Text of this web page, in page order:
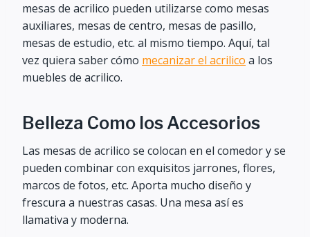
mesas de acrilico pueden utilizarse como mesas
auxiliares, mesas de centro, mesas de pasillo,
mesas de estudio, etc. al mismo tiempo. Aquí, tal
vez quiera saber cómo mecanizar el acrilico a los
muebles de acrilico.
Belleza Como los Accesorios
Las mesas de acrilico se colocan en el comedor y se
pueden combinar con exquisitos jarrones, flores,
marcos de fotos, etc. Aporta mucho diseño y
frescura a nuestras casas. Una mesa así es
llamativa y moderna.